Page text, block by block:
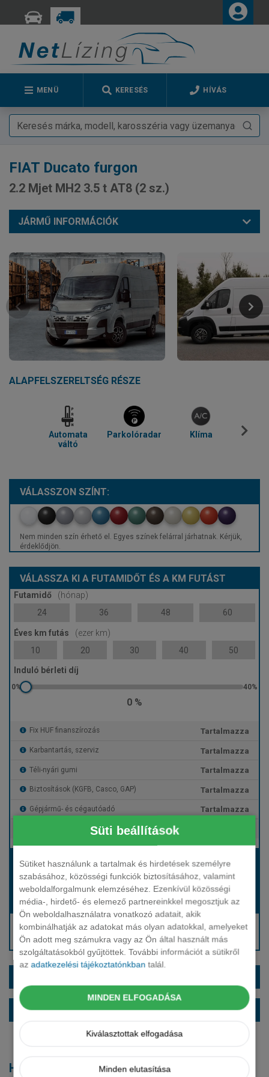
Süti beállítások
Sütiket használunk a tartalmak és hirdetések személyre
szabásához, közösségi funkciók biztosításához, valamint
weboldalforgalmunk elemzéséhez. Ezenkívül közösségi
média-, hirdető- és elemező partnereinkkel megosztjuk az
Ön weboldalhasználatra vonatkozó adatait, akik
kombinálhatják az adatokat más olyan adatokkal, amelyeket
Ön adott meg számukra vagy az Ön által használt más
szolgáltatásokból gyűjtöttek. További információt a sütikről
azadatkezelési tájékoztatónkban talál.
MINDEN ELFOGADÁSA
Kiválasztottak elfogadása
Minden elutasítása
MENÜ KERESÉS HÍVÁS
FIAT Ducato furgon
2.2 Mjet MH2 3.5 t AT8 (2 sz.)
JÁRMŰ INFORMÁCIÓK
ALAPFELSZERELTSÉG RÉSZE
Automata
váltó
Parkolóradar Klíma
VÁLASSZON SZÍNT:
Nem minden szín érhető el. Egyes színek felárral járhatnak. Kérjük,
érdeklődjön.
VÁLASSZA KI A FUTAMIDŐT ÉS A KM FUTÁST
Futamidő
(hónap)
24
36 48 60
Éves km futás
(ezer km)
10
20 30 40 50
Induló bérleti díj
0 %
Fix HUF finanszírozás Tartalmazza
Karbantartás, szerviz Tartalmazza
Téli-nyári gumi Tartalmazza
Biztosítások (KGFB, Casco, GAP) Tartalmazza
Gépjármű- és cégautóadó Tartalmazza
Európai assistance
Bérleti díj:
Hívjon bennünket!
Induló bérleti díj: Hívjon bennünket!
Hívjon: +36 1 888 0088
Kérjen visszahívást!
ALAPFELSZERELTSÉG
Hasonló modellek